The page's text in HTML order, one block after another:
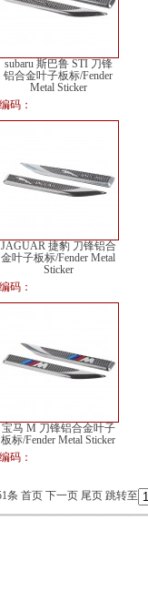
subaru 斯巴鲁 STI 刀锋
铝合金叶子板标/Fender
Metal Sticker
编码：
JAGUAR 捷豹 刀锋铝合
金叶子板标/Fender Metal
Sticker
编码：
宝马 M 刀锋铝合金叶子
板标/Fender Metal Sticker
编码：
条 首页 下一页 尾页 跳转至